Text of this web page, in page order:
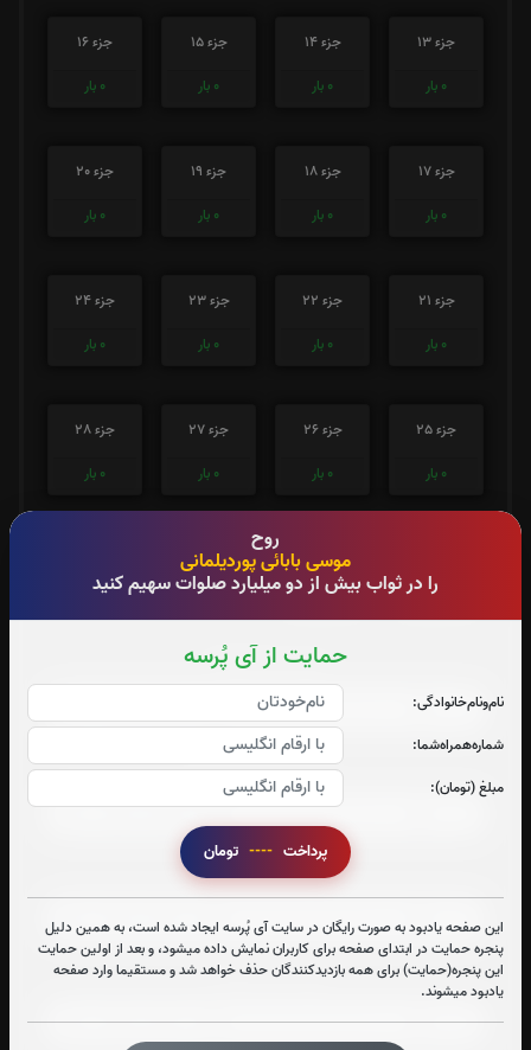
روح
موسی بابائی پوردیلمانی
را در ثواب بیش از دو میلیارد صلوات سهیم کنید
حمایت از آی پُرسه
نام‌و‌نام‌خانوادگی:
شماره‌همراه‌شما:
مبلغ (تومان):
پرداخت ----
این صفحه یادبود به صورت رایگان در سایت آی پُرسه ایجاد شده است، به همین دلیل
پنجره حمایت در ابتدای صفحه برای کاربران نمایش داده میشود، و بعد از اولین حمایت
این پنجره(حمایت) برای همه بازدیدکنندگان حذف خواهد شد و مستقیما وارد صفحه
یادبود میشوند.
جزء 13
0 بار
جزء 14
0 بار
جزء 15
0 بار
جزء 16
0 بار
جزء 17
0 بار
جزء 18
0 بار
جزء 19
0 بار
جزء 20
0 بار
جزء 21
0 بار
جزء 22
0 بار
جزء 23
0 بار
جزء 24
0 بار
جزء 25
0 بار
جزء 26
0 بار
جزء 27
0 بار
جزء 28
0 بار
جزء 30
صوت جزء شماره 1
صوت جزء شماره 2
صوت جزء شماره 3
صوت جزء شماره 4